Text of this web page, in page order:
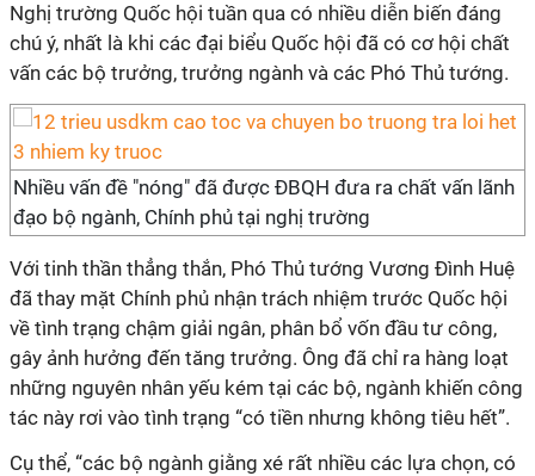
Nghị trường Quốc hội tuần qua có nhiều diễn biến đáng
chú ý, nhất là khi các đại biểu Quốc hội đã có cơ hội chất
vấn các bộ trưởng, trưởng ngành và các Phó Thủ tướng.
Nhiều vấn đề "nóng" đã được ĐBQH đưa ra chất vấn lãnh
đạo bộ ngành, Chính phủ tại nghị trường
Với tinh thần thẳng thắn, Phó Thủ tướng Vương Đình Huệ
đã thay mặt Chính phủ nhận trách nhiệm trước Quốc hội
về tình trạng chậm giải ngân, phân bổ vốn đầu tư công,
gây ảnh hưởng đến tăng trưởng. Ông đã chỉ ra hàng loạt
những nguyên nhân yếu kém tại các bộ, ngành khiến công
tác này rơi vào tình trạng “có tiền nhưng không tiêu hết”.
Cụ thể, “các bộ ngành giằng xé rất nhiều các lựa chọn, có